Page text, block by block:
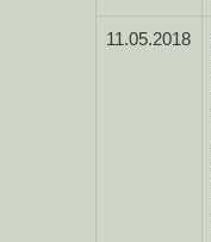
11.05.2018